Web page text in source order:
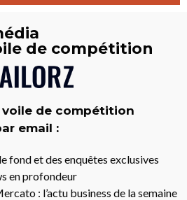
de compétition
de compétition
email :
fond et des enquêtes exclusives
en profondeur
: l’actu business de la semaine